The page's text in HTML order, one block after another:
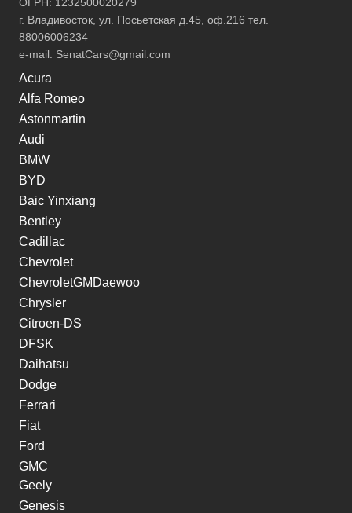
г. Владивосток, ул. Посьетская д.45, оф.216 тел.
88006006234
e-mail: SenatCars@gmail.com
Acura
Alfa Romeo
Astonmartin
Audi
BMW
BYD
Baic Yinxiang
Bentley
Cadillac
Chevrolet
ChevroletGMDaewoo
Chrysler
Citroen-DS
DFSK
Daihatsu
Dodge
Ferrari
Fiat
Ford
GMC
Geely
Genesis